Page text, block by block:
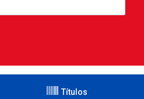
Títulos